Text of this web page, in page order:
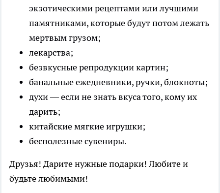
экзотическими рецептами или лучшими
памятниками, которые будут потом лежать
мертвым грузом;
лекарства;
безвкусные репродукции картин;
банальные ежедневники, ручки, блокноты;
духи — если не знать вкуса того, кому их
дарить;
китайские мягкие игрушки;
бесполезные сувениры.
Друзья! Дарите нужные подарки! Любите и
будьте любимыми!